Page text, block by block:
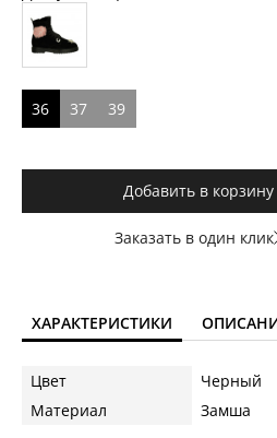
36 37 39
Добавить в корзину
Заказать в один клик
ХАРАКТЕРИСТИКИ
Цвет
Черный
Материал
Замша